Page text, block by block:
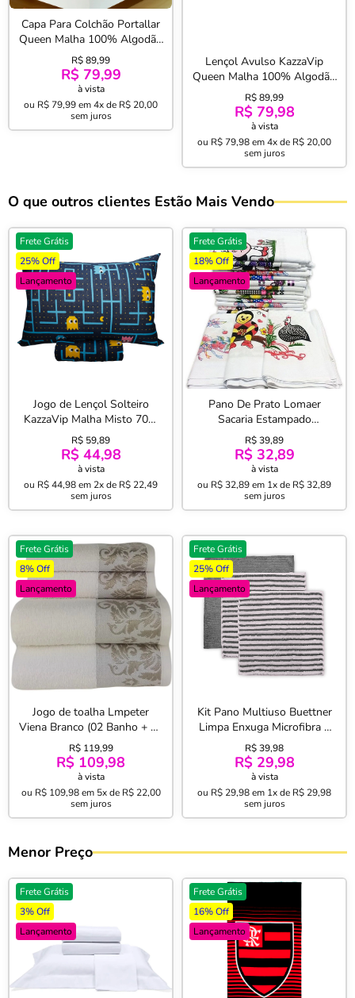
Capa Para Colchão Portallar
Queen Malha 100% Algodão
com Zíper Rosa
R$ 89,99
R$ 79,99
à vista
ou R$ 79,99em4x de R$ 20,00
sem juros
Lençol Avulso KazzaVip
Queen Malha 100% Algodão
Com Elástico Premiun Classic
Rosa Pêssego
R$ 89,99
R$ 79,98
à vista
ou R$ 79,98em4x de R$ 20,00
sem juros
O que outros clientes Estão Mais Vendo
Frete Grátis
25% Off
Lançamento
Jogo de Lençol Solteiro
KazzaVip Malha Misto 70%
Algodão e 30% Poliéster
Estampado com Elástico 2
Pçs Pac Pac Marinho
R$ 59,89
R$ 44,98
à vista
ou R$ 44,98em 2x de R$ 22,49
sem juros
Frete Grátis
18% Off
Lançamento
Pano De Prato Lomaer
Sacaria Estampado
Tradicional 0,45cm x 0,71cm
06 Unds Branco
R$ 39,89
R$ 32,89
à vista
ou R$ 32,89em 1x de R$ 32,89
sem juros
Frete Grátis
8% Off
Lançamento
Jogo de toalha Lmpeter
Viena Branco (02 Banho + 02
Rosto)
R$ 119,99
R$ 109,98
à vista
ou R$ 109,98em 5x de R$ 22,00
sem juros
Frete Grátis
25% Off
Lançamento
Kit Pano Multiuso Buettner
Limpa Enxuga Microfibra 3
Pçs Cooking Cinza
R$ 39,98
R$ 29,98
à vista
ou R$ 29,98em 1x de R$ 29,98
sem juros
Menor Preço
Frete Grátis
3% Off
Lançamento
Frete Grátis
16% Off
Lançamento